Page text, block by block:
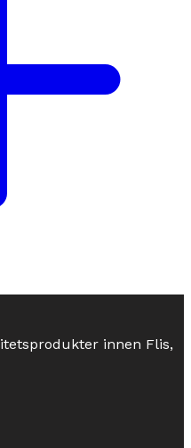
innen Flis,